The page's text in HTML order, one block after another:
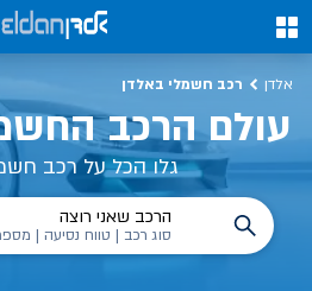
0
אלדן רכב חשמלי באלדן
עולם הרכב
גלו הכל על רכב
הרכב שאני רוצה
סוג רכב | טווח נסיעה |
הכל על רכב חשמלי, שימושים, טכנולוגיה וכל מה